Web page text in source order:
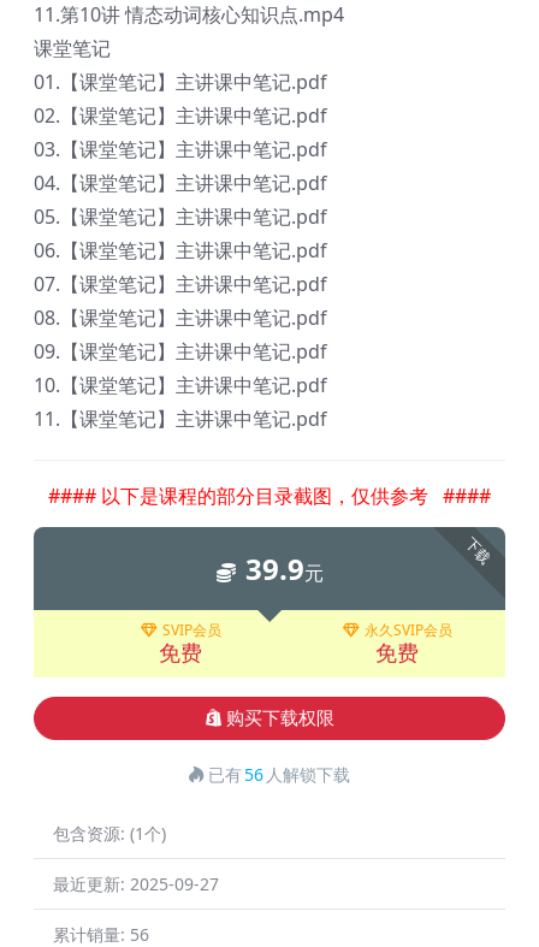
11.第10讲 情态动词核心知识点.mp4
课堂笔记
01.【课堂笔记】主讲课中笔记.pdf
02.【课堂笔记】主讲课中笔记.pdf
03.【课堂笔记】主讲课中笔记.pdf
04.【课堂笔记】主讲课中笔记.pdf
05.【课堂笔记】主讲课中笔记.pdf
06.【课堂笔记】主讲课中笔记.pdf
07.【课堂笔记】主讲课中笔记.pdf
08.【课堂笔记】主讲课中笔记.pdf
09.【课堂笔记】主讲课中笔记.pdf
10.【课堂笔记】主讲课中笔记.pdf
11.【课堂笔记】主讲课中笔记.pdf
#### 以下是课程的部分目录截图，仅供参考 ####
下载
39.9元
SVIP会员
免费
永久SVIP会员
免费
购买下载权限
已有56 人解锁下载
包含资源: (1个)
最近更新: 2025-09-27
累计销量: 56